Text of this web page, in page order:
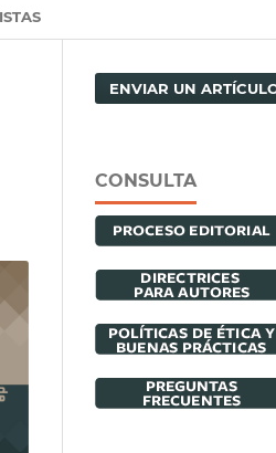
ENVIAR UN
CONSULTA